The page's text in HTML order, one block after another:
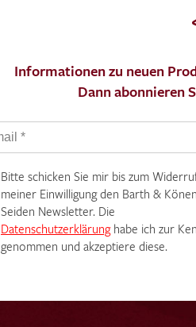
Informationen zu neuen
Dann abonnieren
Bitte schicken Sie mir bis zum
meiner Einwilligung den Barth &
Seiden Newsletter. Die
Datenschutzerklärunghabe ich zur
genommen und akzeptiere diese.